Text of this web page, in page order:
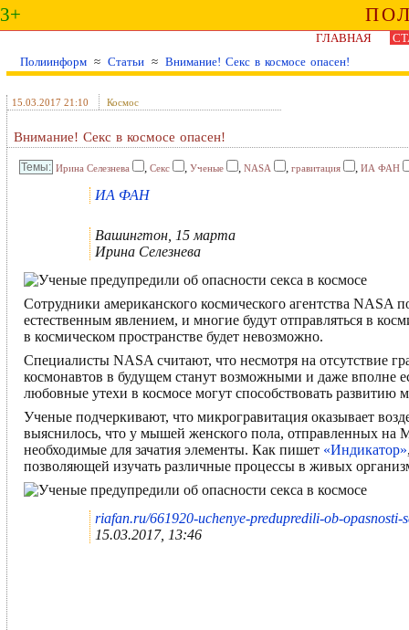
3+
ГЛАВНАЯ
Полиинформ ≈ Статьи ≈ Внимание! Секс в космосе опасен!
15.03.2017 21:10 Космос
Внимание! Секс в космосе опасен!
Ирина Селезнева , Секс , Ученые , NASA , гравитация , ИА ФАН
ИА ФАН
Вашингтон, 15 марта
Ирина Селезнева
Сотрудники американского космического агентства NASA
естественным явлением, и многие будут отправляться в
в космическом пространстве будет невозможно.
Специалисты NASA считают, что несмотря на отсутствие
космонавтов в будущем станут возможными и даже вполне
любовные утехи в космосе могут способствовать развитию
Ученые подчеркивают, что микрогравитация оказывает
выяснилось, что у мышей женского пола, отправленных на
необходимые для зачатия элементы. Как пишет «Индикатор»
позволяющей изучать различные процессы в живых
riafan.ru/661920-uchenye-predupredili-ob-opasnosti-
15.03.2017, 13:46